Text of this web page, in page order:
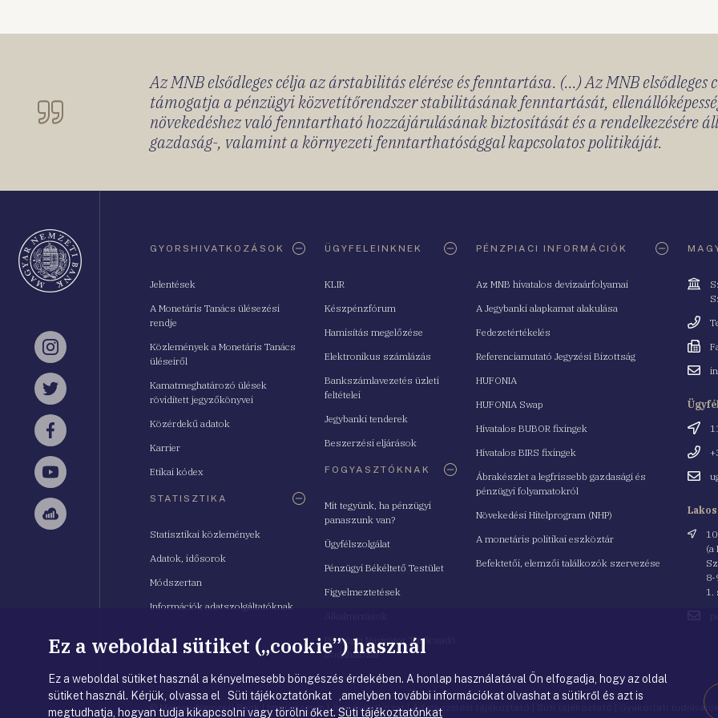
Az MNB elsődleges célja az árstabilitás elérése és fenntartása. (...) Az MNB elsődleges
támogatja a pénzügyi közvetítőrendszer stabilitásának fenntartását,
növekedéshez való fenntartható hozzájárulásának biztosítását és a rendelkezésére
gazdaság-, valamint a környezeti fenntarthatósággal kapcsolatos politikáját.
Instagram
Twitter
Facebook
YouTube
Sellsy
GYORSHIVATKOZÁSOK
Jelentések
A Monetáris Tanács ülésezési
rendje
Közlemények a Monetáris Tanács
üléseiről
Kamatmeghatározó ülések
rövidített jegyzőkönyvei
Közérdekű adatok
Karrier
Etikai kódex
STATISZTIKA
Statisztikai közlemények
Adatok, idősorok
Módszertan
Információk adatszolgáltatóknak
ÜGYFELEINKNEK
KLIR
Készpénzfórum
Hamisítás megelőzése
Elektronikus számlázás
Bankszámlavezetés üzleti
feltételei
Jegybanki tenderek
Beszerzési eljárások
FOGYASZTÓKNAK
Mit tegyünk, ha pénzügyi
panaszunk van?
Ügyfélszolgálat
Pénzügyi Békéltető Testület
Figyelmeztetések
Pénzügyi Navigátor Tanácsadó
Irodahálózat
PÉNZPIACI INFORMÁCIÓK
Az MNB hivatalos devizaárfolyamai
A Jegybanki alapkamat alakulása
Fedezetértékelés
Referenciamutató Jegyzési Bizottság
HUFONIA
HUFONIA Swap
Hivatalos BUBOR fixingek
Hivatalos BIRS fixingek
Ábrakészlet a legfrissebb gazdasági és
pénzügyi folyamatokról
Növekedési Hitelprogram (NHP)
A monetáris politikai eszköztár
Befektetői, elemzői találkozók szervezése
Cím
Fax
Email
Cím
Email
Cím
(a
8-
1.
© Magyar Nemzeti Bank |Impresszum |Jogi nyilatkozat|Adatkezelési tájékoztató Gyakorlati
Ez a weboldal sütiket („cookie”) használ
Ez a weboldal sütiket használ a kényelmesebb böngészés érdekében. A honlap használatával Ön elfogadja, hogy az oldal
sütiket használ. Kérjük, olvassa el Süti tájékoztatónkat ,amelyben további információkat olvashat a sütikről és azt is
megtudhatja, hogyan tudja kikapcsolni vagy törölni őket. Süti tájékoztatónkat